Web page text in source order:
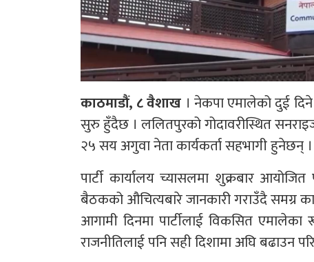
काठमाडौं, ८ वैशाख । नेकपा एमालेको दुई दिने
सुरु हुँदैछ । ललितपुरको गोदावरीस्थित
२५ सय अगुवा नेता कार्यकर्ता सहभागी हुनेछन् ।
पार्टी कार्यालय च्यासलमा शुक्रबार
बैठकको औचित्यबारे जानकारी गराउँदै समग्र
आगामी दिनमा पार्टीलाई विकसित एमालेका
राजनीतिलाई पनि सही दिशामा अघि बढाउन